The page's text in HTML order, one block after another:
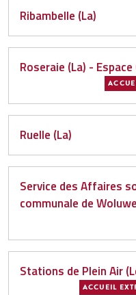
Ribambelle (La)
Roseraie (La) -
Ruelle (La)
Service des Affaires
communale de
Stations de Plein Air
ACCUEIL